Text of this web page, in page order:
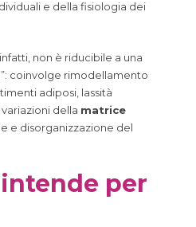
e della fisiologia dei
non è riducibile a una
coinvolge rimodellamento
adiposi, lassità
della matrice
e disorganizzazione del
per